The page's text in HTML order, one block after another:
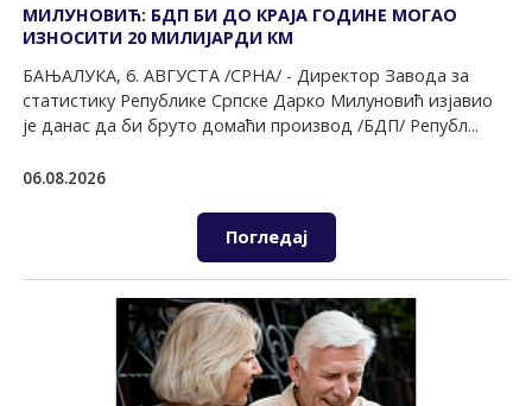
МИЛУНОВИЋ: БДП БИ ДО КРАЈА ГОДИНЕ МОГАО
ИЗНОСИТИ 20 МИЛИЈАРДИ КМ
БАЊАЛУКА, 6. АВГУСТА /СРНА/ - Директор Завода за
статистику Републике Српске Дарко Милуновић изјавио
је данас да би бруто домаћи производ /БДП/ Републ...
06.08.2026
Погледај